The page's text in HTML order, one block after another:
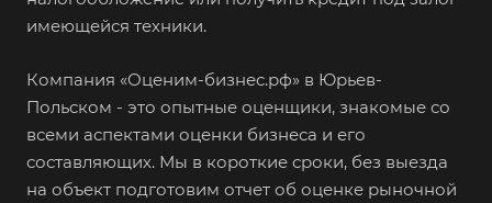
имеющейся техники.
Компания «Оценим-бизнес.рф» в Юрьев-
Польском - это опытные оценщики, знакомые со
всеми аспектами оценки бизнеса и его
составляющих. Мы в короткие сроки, без выезда
на объект подготовим отчет об оценке рыночной